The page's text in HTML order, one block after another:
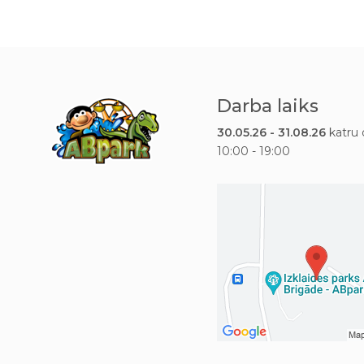
Darba laiks
30.05.26 - 31.08.26 katru
10:00 - 19:00